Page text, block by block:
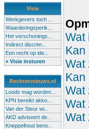
Visie
Werkgevers toch ...
Waarderingsperik...
Het verschonings...
Indirect discrim...
Een recht op ide...
» Visie insturen
Rechtennieuws.nl
Loods mag worden...
KPN bereikt akko...
Van der Steur wi...
AKD adviseert de...
Kneppelhout beno...
Wat
Kan
Wat
Kan
Wat
Wat
Wat